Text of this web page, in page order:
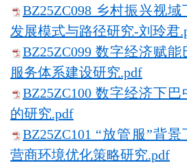
BZ25ZC098 乡村振兴视
发展模式与路径研究-刘玲君
BZ25ZC099 数字经济赋
服务体系建设研究.pdf
BZ25ZC100 数字经济下
的研究.pdf
BZ25ZC101 “放管服”背
营商环境优化策略研究.pdf